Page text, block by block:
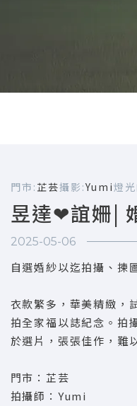
門市: 芷芸攝影:Yumi燈
昱達❤誼姍|
2025-05-06
自選婚紗以迄拍攝、揀
衣款繁多，華美精緻，
拍全家福以誌紀念。拍
於選片，張張佳作，難
門市：芷芸
拍攝師：Yumi